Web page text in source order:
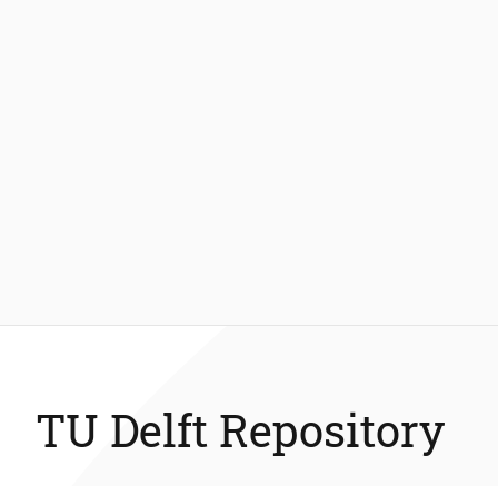
TU Delft Repository